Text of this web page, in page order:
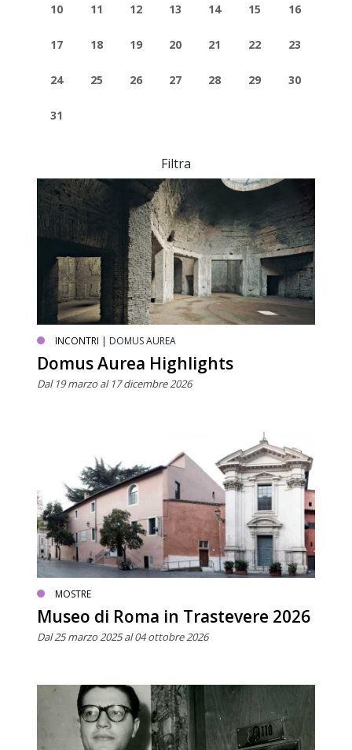
10 11 12 13 14 15 16
17 18 19 20 21 22 23
24 25 26 27 28 29 30
31
Filtra
INCONTRI | DOMUS AUREA
Domus Aurea Highlights
Dal 19 marzo al 17 dicembre 2026
MOSTRE
Museo di Roma in Trastevere 2026
Dal 25 marzo 2025 al 04 ottobre 2026